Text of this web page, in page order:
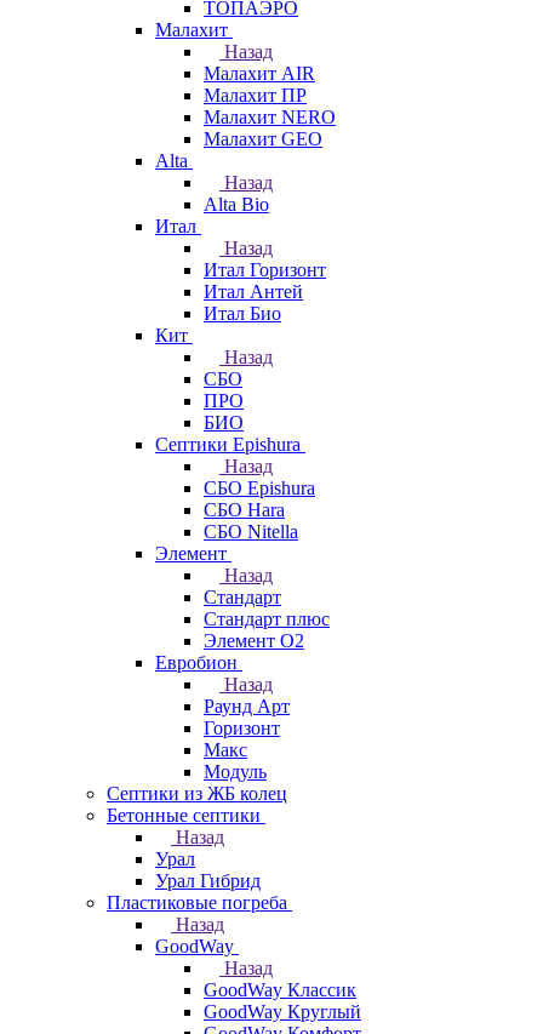
ТОПАЭРО
Малахит
Назад
Малахит AIR
Малахит ПР
Малахит NERO
Малахит GEO
Alta
Назад
Alta Bio
Итал
Назад
Итал Горизонт
Итал Антей
Итал Био
Кит
Назад
СБО
ПРО
БИО
Септики Epishura
Назад
СБО Epishura
СБО Hara
СБО Nitella
Элемент
Назад
Стандарт
Стандарт плюс
Элемент О2
Евробион
Назад
Раунд Арт
Горизонт
Макс
Модуль
Септики из ЖБ колец
Бетонные септики
Назад
Урал
Урал Гибрид
Пластиковые погреба
Назад
GoodWay
Назад
GoodWay Классик
GoodWay Круглый